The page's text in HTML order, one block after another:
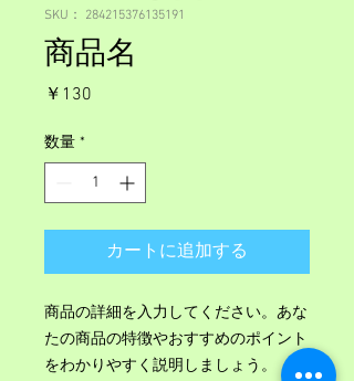
SKU： 284215376135191
商品名
￥130
数量 *
カートに追加する
商品の詳細を入力してください。あな
たの商品の特徴やおすすめのポイント
をわかりやすく説明しましょう。